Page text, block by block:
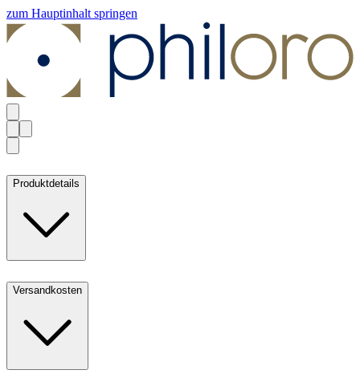
zum Hauptinhalt springen
Produktdetails
Versandkosten